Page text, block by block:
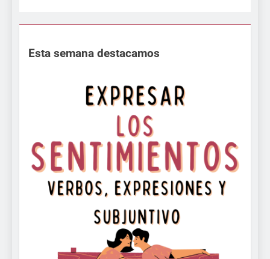
Esta semana destacamos